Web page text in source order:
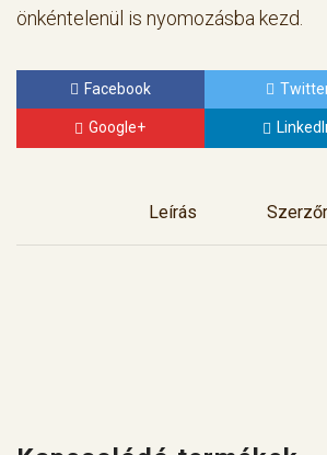
önkéntelenül is nyomozásba kezd.
Facebook
Google+
Leírás